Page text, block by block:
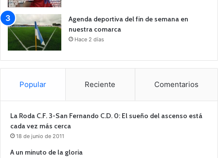
Agenda deportiva del fin de semana en
nuestra comarca
Hace 2 días
Popular Reciente Comentarios
La Roda C.F. 3-San Fernando C.D. 0: El sueño del ascenso está
cada vez más cerca
18 de junio de 2011
A un minuto de la gloria